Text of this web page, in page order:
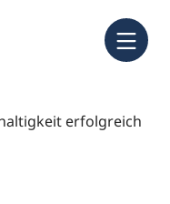
erfolgreich